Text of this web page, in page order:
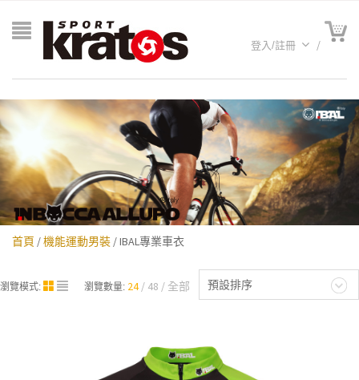
名
登入/註冊
首頁 /機能運動男裝 / IBAL專業車衣
預設排序
瀏覽模式: 瀏覽數量: 24 48 全部